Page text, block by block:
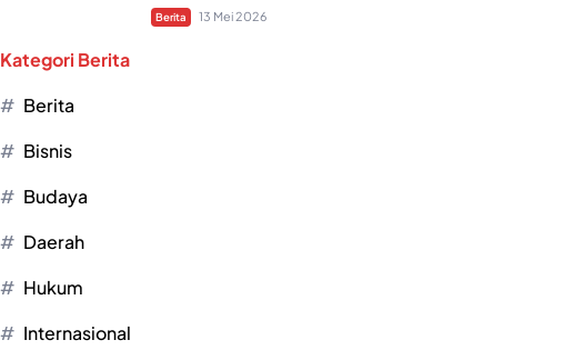
Berita 13 Mei 2026
Kategori Berita
Berita
Bisnis
Budaya
Daerah
Hukum
Internasional